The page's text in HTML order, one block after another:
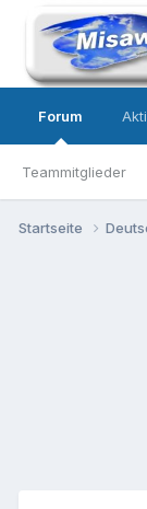
Forum
Teammitglieder
Startseite